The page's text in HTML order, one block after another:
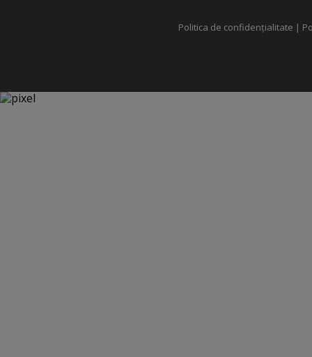
Politica de confidențialitate |